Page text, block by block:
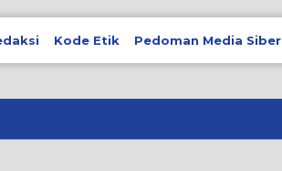
Kode Etik Pedoman Media Siber